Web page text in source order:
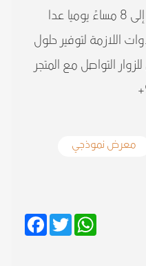
يعمل المعرض من 7:30 صباحًا إلى 8 مساءً يوميا عدا
اللازمة لتوفير حلول
التواصل مع المتجر
معرض نموذجي
Facebook
Twitter